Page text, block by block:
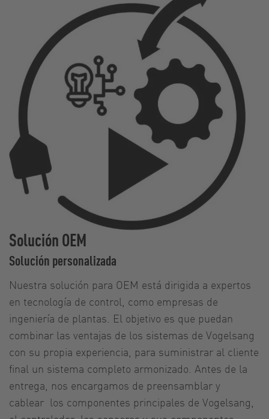
Solución OEM
Solución personalizada
Nuestra solución para OEM está dirigida a expertos
en tecnología de control, como empresas de
ingeniería de plantas. El objetivo es que puedan
combinar las ventajas de los sistemas de Vogelsang
con su propia experiencia, para suministrar al cliente
final un sistema completo armonizado. Antes de la
entrega, nos encargamos de preensamblar y
cablear los componentes principales de Vogelsang,